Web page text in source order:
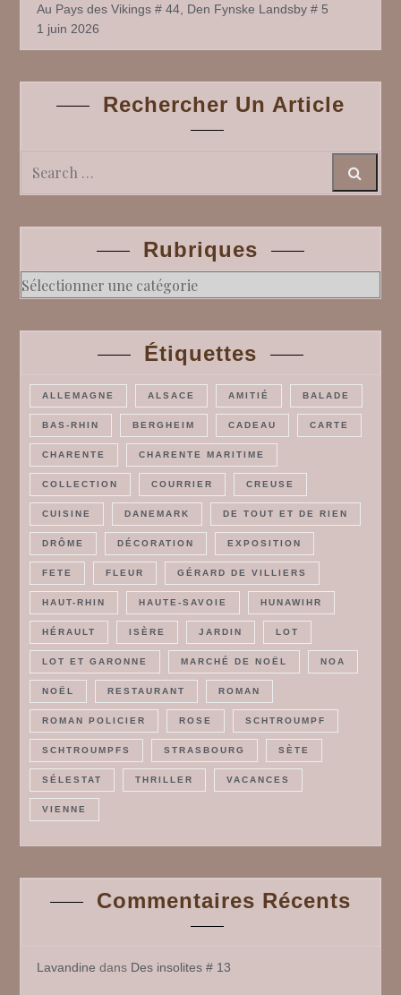
Au Pays des Vikings # 44, Den Fynske Landsby # 5
1 juin 2026
Rechercher Un Article
Rubriques
Rubriques
Étiquettes
ALLEMAGNE ALSACE AMITIÉ BALADE
BAS-RHIN BERGHEIM CADEAU CARTE
CHARENTE CHARENTE MARITIME
COLLECTION COURRIER CREUSE
CUISINE DANEMARK DE TOUT ET DE RIEN
DRÔME DÉCORATION EXPOSITION
FETE FLEUR GÉRARD DE VILLIERS
HAUT-RHIN HAUTE-SAVOIE HUNAWIHR
HÉRAULT ISÈRE JARDIN LOT
LOT ET GARONNE MARCHÉ DE NOËL NOA
NOËL RESTAURANT ROMAN
ROMAN POLICIER ROSE SCHTROUMPF
SCHTROUMPFS STRASBOURG SÈTE
SÉLESTAT THRILLER VACANCES
VIENNE
Commentaires Récents
Lavandine dans Des insolites # 13